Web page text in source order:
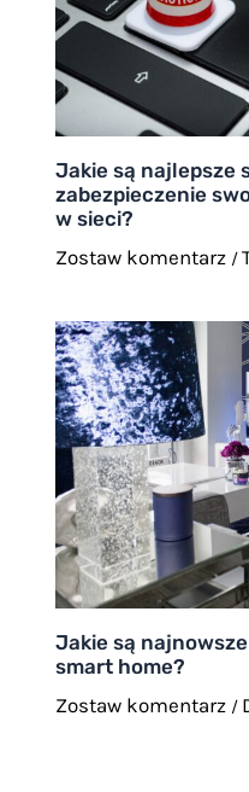
Jakie są najlepsze
zabezpieczenie
w sieci?
Zostaw komentarz /
Jakie są
smart home?
Zostaw komentarz /